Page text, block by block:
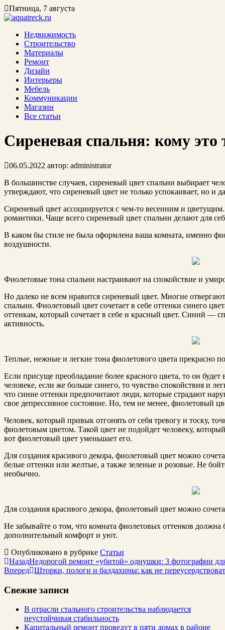
Пятница, 7 августа
Недвижимость
Строительство
Материалы
Ремонт
Дизайн
Интерьеры
Мебель
Коммуникации
Магазин
Все статьи
Сиреневая спальня: кому это
06.05.2022 автор: administrator
В большинстве случаев, сиреневый цвет спальни выбирает
утверждают, что сиреневый цвет не только успокаивает, но и
Сиреневый цвет ассоциируется с чем-то весенним и
романтики. Чаще всего сиреневый цвет спальни делают для
В каком бы стиле не была оформлена ваша комната, именно
воздушности.
Фиолетовые тона спальни настраивают на спокойствие и
Но далеко не всем нравится сиреневый цвет. Многие
спальни. Фиолетовый цвет сочетает в себе оттенки синего
оттенкам, который сочетает в себе и красный цвет. Синий —
активность.
Теплые, нежные и легкие тона фиолетового цвета прекрасно
Если присуще преобладание более красного цвета, то он будет
человеке, если же больше синего, то чувство спокойствия и
что синие оттенки предпочитают люди, которые страдают
свое депрессивное состояние. Но, тем не менее, фиолетовый
Человек, который привык отгонять от себя тревогу и тоску,
фиолетовым цветом. Такой цвет не подойдет человеку,
вот фиолетовый цвет уменьшает его.
Для создания красивого декора, фиолетовый цвет можно
белые оттенки или желтые, а также зеленые и розовые. Не
необычно.
Для создания красивого декора, фиолетовый цвет можно
Не забывайте о том, что комната фиолетовых оттенков должна
дополнительный комфорт и уют.
Опубликовано в рубрике Статьи
НазадНедорогой ремонт «убитой» однушки: 3 фотографии
Вперед Шторки, пологи и балдахины: как не
Свежие записи
В отрасли стального строительства наблюдается
неустойчивая стабильность
Капитальный ремонт проведут в пяти домах в районе